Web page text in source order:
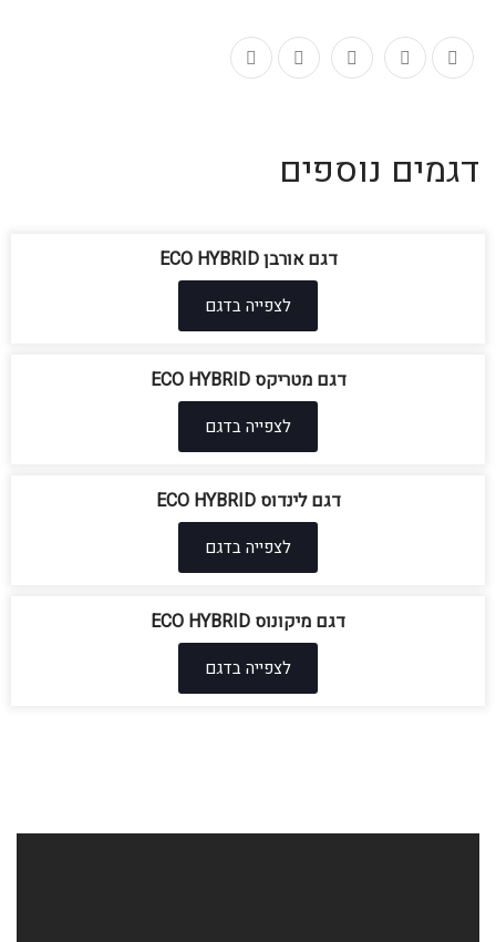
דגמים נוספים
דגם אורבן ECO HYBRID
לצפייה בדגם
דגם מטריקס ECO HYBRID
לצפייה בדגם
דגם לינדוס ECO HYBRID
לצפייה בדגם
דגם מיקונוס ECO HYBRID
לצפייה בדגם